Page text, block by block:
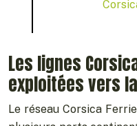
Les lignes
exploitées vers
Le réseau Corsica